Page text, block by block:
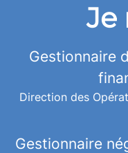
Je
Gestionnaire
Direction des
Gestionnaire